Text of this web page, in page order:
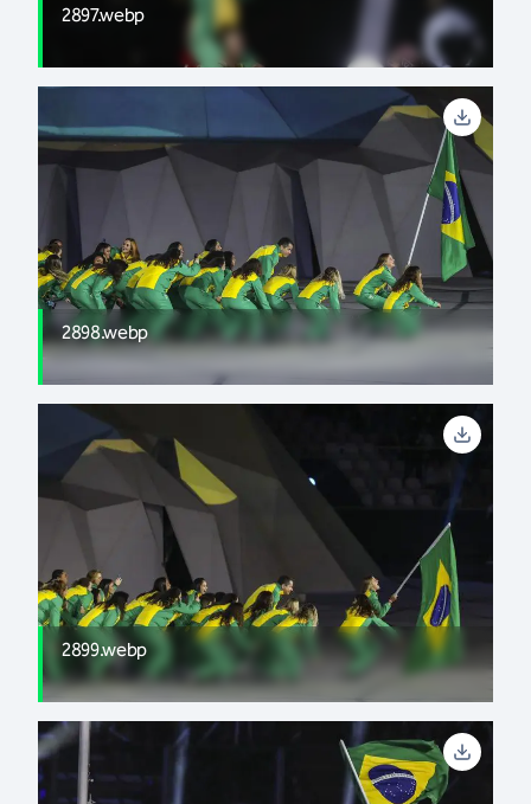
2897.webp
2898.webp
2899.webp